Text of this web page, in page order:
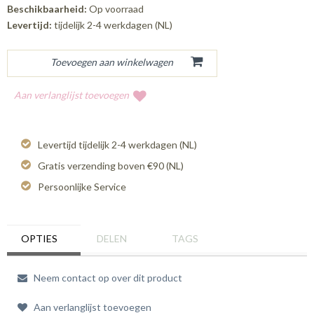
Beschikbaarheid: Op voorraad
Levertijd: tijdelijk 2-4 werkdagen (NL)
Aan verlanglijst toevoegen
Levertijd tijdelijk 2-4 werkdagen (NL)
Gratis verzending boven €90 (NL)
Persoonlijke Service
OPTIES DELEN TAGS
Neem contact op over dit product
Aan verlanglijst toevoegen